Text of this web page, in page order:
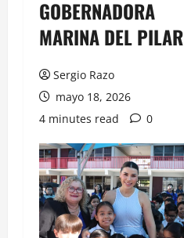
GOBERNADORA
MARINA DEL PILAR
Sergio Razo
mayo 18, 2026
4 minutes read
0